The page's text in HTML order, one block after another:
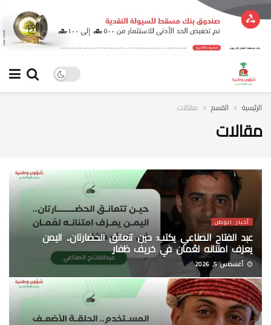
الرئيسية القسم مقالات
مقالات
أخبار الوطن
عبد الفتاح الصناعي يكتب: حين تتعانق الحضارتان.. اليمن
يعزف امتنانه لعُمان في خريف ظفار
أغسطس 5, 2026